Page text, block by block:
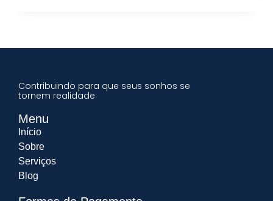
Contribuindo para que seus sonhos se
tornem realidade
Menu
Início
Sobre
Serviços
Blog